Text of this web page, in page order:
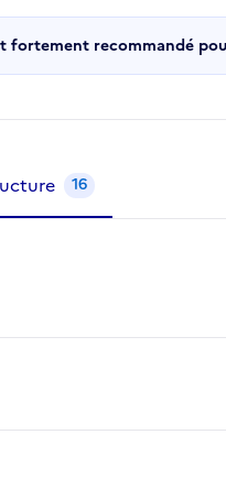
fortement recommandé
16